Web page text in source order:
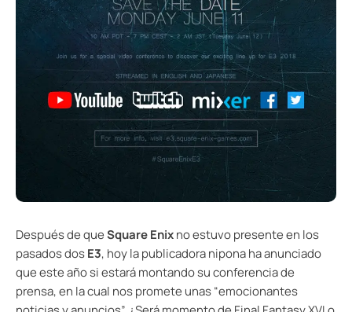
Después de queSquare Enixno estuvo presente en los
pasados dosE3, hoy la publicadora nipona ha anunciado
que este año si estará montando su conferencia de
prensa, en la cual nos promete unas “emocionantes